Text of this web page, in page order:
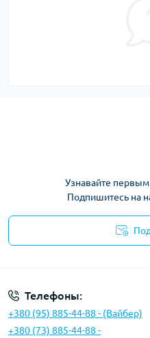
Узнавайте
Подпишитесь на
Телефоны:
+380 (95) 885-44-88 - (Вайбер)
+380 (73) 885-44-88 -